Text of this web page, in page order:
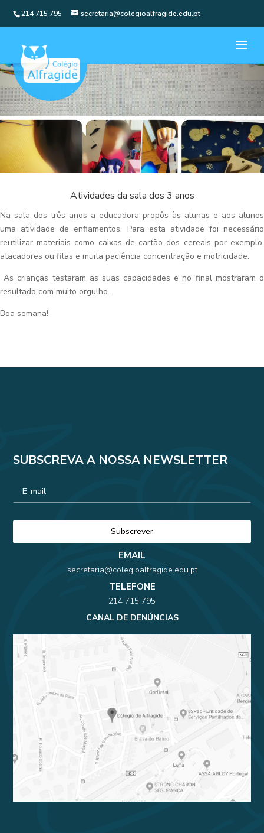
214 715 795 secretaria@colegioalfragide.edu.pt
Atividades da sala dos 3 anos
Na sala dos três anos a educadora propôs às alunas e aos alunos
uma atividade de enfiamentos. Para esta atividade foi necessário
reutilizar materiais como caixas de cartão dos cereais por exemplo,
atacadores ou fitas e muita paciência concentração e motricidade.
As crianças testaram as suas capacidades e no final mostraram o
resultado com muito orgulho.
Boa semana!
SUBSCREVA A NOSSA NEWSLETTER
EMAIL
secretaria@colegioalfragide.edu.pt
TELEFONE
214 715 795
CANAL DE DENÚNCIAS